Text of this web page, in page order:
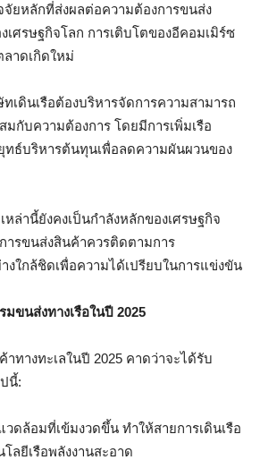
จัยหลักที่ส่งผลต่อความต้องการขนส่ง
ศรษฐกิจโลก การเติบโตของอีคอมเมิร์ซ
าดเกิดใหม่
เดินเรือต้องบริหารจัดการความสามารถ
มกับความต้องการ โดยมีการเพิ่มเรือ
ธ์บริหารต้นทุนเพื่อลดความผันผวนของ
หล่านี้ยังคงเป็นกำลังหลักของเศรษฐกิจ
ารขนส่งสินค้าควรติดตามการ
งใกล้ชิดเพื่อความได้เปรียบในการแข่งขัน
ขนส่งทางเรือในปี 2025
ทางทะเลในปี 2025 คาดว่าจะได้รับ
นี้:
วดล้อมที่เข้มงวดขึ้น ทำให้สายการเดินเรือ
ลยีเรือพลังงานสะอาด